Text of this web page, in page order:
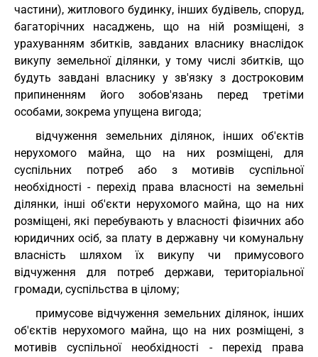
частини), житлового будинку, інших будівель, споруд,
багаторічних насаджень, що на ній розміщені, з
урахуванням збитків, завданих власнику внаслідок
викупу земельної ділянки, у тому числі збитків, що
будуть завдані власнику у зв'язку з достроковим
припиненням його зобов'язань перед третіми
особами, зокрема упущена вигода;
відчуження земельних ділянок, інших об'єктів
нерухомого майна, що на них розміщені, для
суспільних потреб або з мотивів суспільної
необхідності - перехід права власності на земельні
ділянки, інші об'єкти нерухомого майна, що на них
розміщені, які перебувають у власності фізичних або
юридичних осіб, за плату в державну чи комунальну
власність шляхом їх викупу чи примусового
відчуження для потреб держави, територіальної
громади, суспільства в цілому;
примусове відчуження земельних ділянок, інших
об'єктів нерухомого майна, що на них розміщені, з
мотивів суспільної необхідності - перехід права